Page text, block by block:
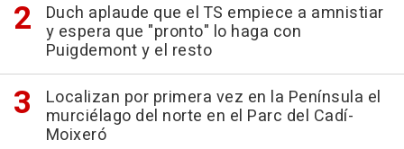
Duch aplaude que el TS empiece a amnistiar
y espera que "pronto" lo haga con
Puigdemont y el resto
Localizan por primera vez en la Península el
murciélago del norte en el Parc del Cadí-
Moixeró